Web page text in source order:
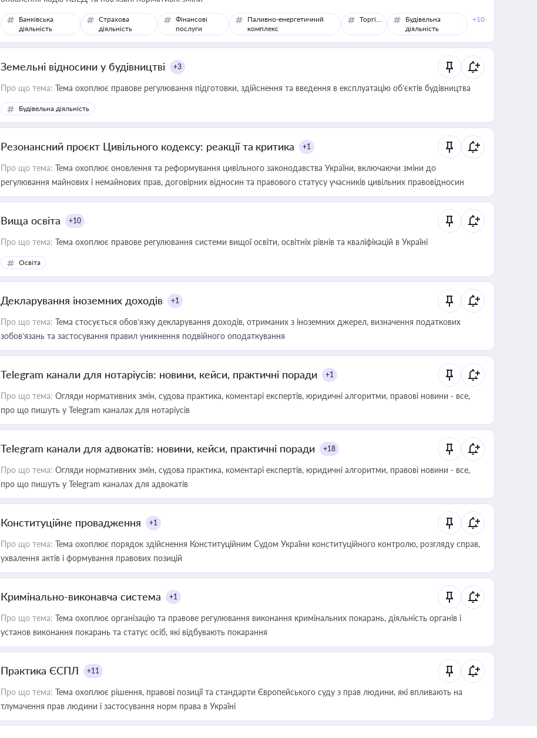
Банківська
діяльність
Страхова
діяльність
Фінансові
послуги
Паливно-енергетичний
комплекс
Торгівля
Будівельна
діяльність
+10
Земельні відносини у будівництві +3
Про що тема: Тема охоплює правове регулювання підготовки, здійснення та введення в експлуатацію об’єктів будівництва
Будівельна діяльність
Резонансний проєкт Цивільного кодексу: реакції та критика +1
Про що тема: Тема охоплює оновлення та реформування цивільного законодавства України, включаючи зміни до
регулювання майнових і немайнових прав, договірних відносин та правового статусу учасників цивільних правовідносин
Вища освіта +10
Про що тема: Тема охоплює правове регулювання системи вищої освіти, освітніх рівнів та кваліфікацій в Україні
Освіта
Декларування іноземних доходів +1
Про що тема: Тема стосується обов’язку декларування доходів, отриманих з іноземних джерел, визначення податкових
зобов’язань та застосування правил уникнення подвійного оподаткування
Telegram канали для нотаріусів: новини, кейси, практичні поради +1
Про що тема: Огляди нормативних змін, судова практика, коментарі експертів, юридичні алгоритми, правові новини - все,
про що пишуть у Telegram каналах для нотаріусів
Telegram канали для адвокатів: новини, кейси, практичні поради +18
Про що тема: Огляди нормативних змін, судова практика, коментарі експертів, юридичні алгоритми, правові новини - все,
про що пишуть у Telegram каналах для адвокатів
Конституційне провадження +1
Про що тема: Тема охоплює порядок здійснення Конституційним Судом України конституційного контролю, розгляду справ,
ухвалення актів і формування правових позицій
Кримінально-виконавча система +1
Про що тема: Тема охоплює організацію та правове регулювання виконання кримінальних покарань, діяльність органів і
установ виконання покарань та статус осіб, які відбувають покарання
Практика ЄСПЛ +11
Про що тема: Тема охоплює рішення, правові позиції та стандарти Європейського суду з прав людини, які впливають на
тлумачення прав людини і застосування норм права в Україні